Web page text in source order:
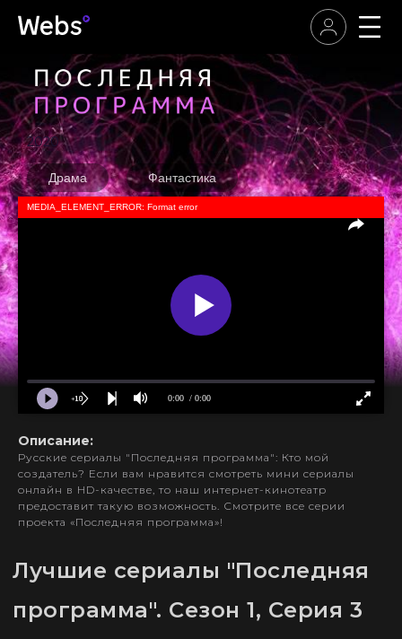
2020
Драма Фантастика
0:00 / 0:00
MEDIA_ELEMENT_ERROR: Format error
Описание:
Русские сериалы "Последняя программа": Кто мой
создатель? Если вам нравится смотреть мини сериалы
онлайн в HD-качестве, то наш интернет-кинотеатр
предоставит такую возможность. Смотрите все серии
проекта «Последняя программа»!
Лучшие сериалы "Последняя
программа". Сезон 1, Серия 3